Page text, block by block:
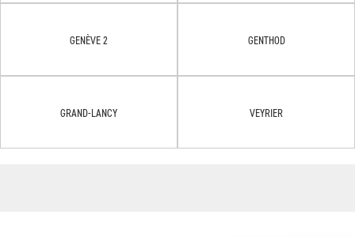
GENÈVE 2 GENTHOD
GRAND-LANCY VEYRIER